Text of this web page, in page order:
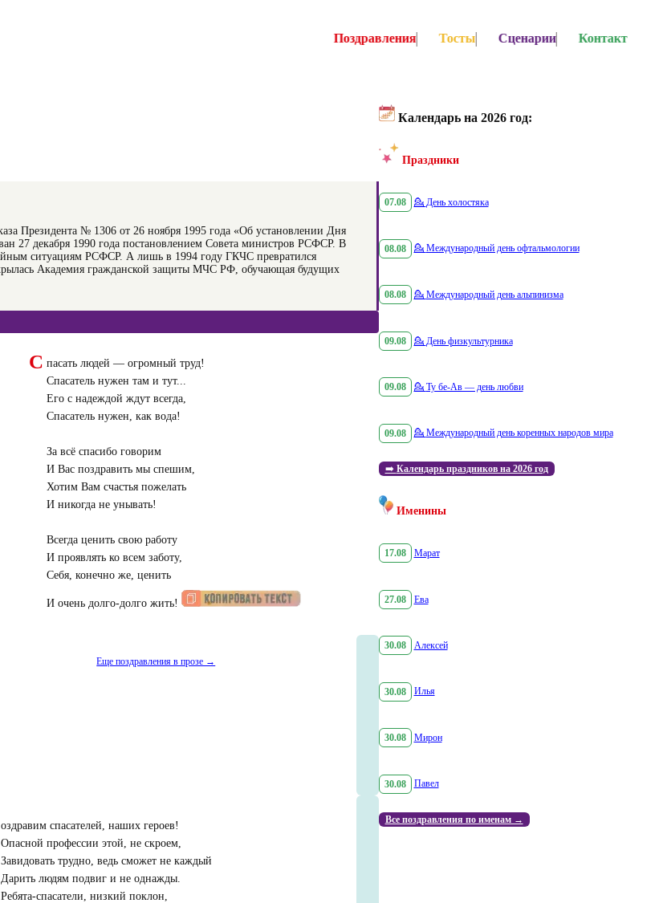
Президента № 1306 от 26 ноября 1995 года «Об установлении Дня
27 декабря 1990 года постановлением Совета министров РСФСР. В
ситуациям РСФСР. А лишь в 1994 году ГКЧС превратился
Академия гражданской защиты МЧС РФ, обучающая будущих
С пасать людей — огромный труд!
Спасатель нужен там и тут...
Его с надеждой ждут всегда,
Спасатель нужен, как вода!
За всё спасибо говорим
И Вас поздравить мы спешим,
Хотим Вам счастья пожелать
И никогда не унывать!
Всегда ценить свою работу
И проявлять ко всем заботу,
Себя, конечно же, ценить
И очень долго-долго жить!
Еще поздравления в прозе →
оздравим спасателей, наших героев!
Опасной профессии этой, не скроем,
Завидовать трудно, ведь сможет не каждый
Дарить людям подвиг и не однажды.
Ребята-спасатели, низкий поклон,
Календарь на 2026 год:
Праздники
07.08 💁 День холостяка
08.08 💁 Международный день офтальмологии
08.08 💁 Международный день альпинизма
09.08 💁 День физкультурника
09.08 💁 Ту бе-Ав — день любви
09.08 💁 Международный день коренных народов мира
➡️ Календарь праздников на 2026 год
Именины
17.08 Марат
27.08 Ева
30.08 Алексей
30.08 Илья
30.08 Мирон
30.08 Павел
Все поздравления по именам →
Поздравления Тосты Сценарии Контакт